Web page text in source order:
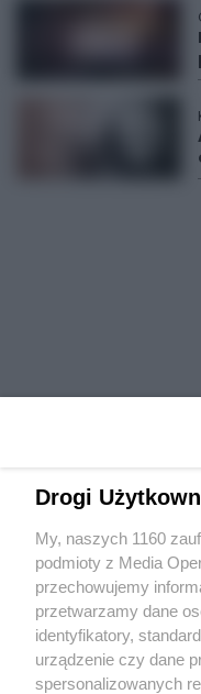
Wydawca mediów
Drogi
My, naszych 1160
podmioty z Media
przechowujemy
przetwarzamy dane
identyfikatory,
urządzenie czy dane
spersonalizowanych